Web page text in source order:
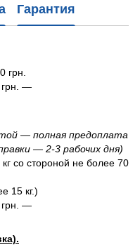
Гарантия
грн.
грн. —
— полная предоплата
— 2-3 рабочих дня)
со стороной не более 70
15 кг.)
грн. —